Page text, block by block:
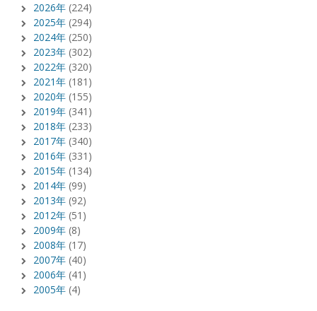
2026年 (224)
2025年 (294)
2024年 (250)
2023年 (302)
2022年 (320)
2021年 (181)
2020年 (155)
2019年 (341)
2018年 (233)
2017年 (340)
2016年 (331)
2015年 (134)
2014年 (99)
2013年 (92)
2012年 (51)
2009年 (8)
2008年 (17)
2007年 (40)
2006年 (41)
2005年 (4)